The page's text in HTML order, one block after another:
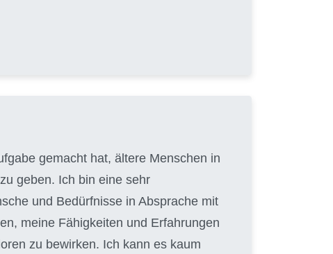
gemacht hat, ältere Menschen in
geben. Ich bin eine sehr
und Bedürfnisse in Absprache mit
meine Fähigkeiten und Erfahrungen
zu bewirken. Ich kann es kaum